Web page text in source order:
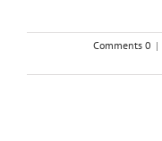
|
0 Comments